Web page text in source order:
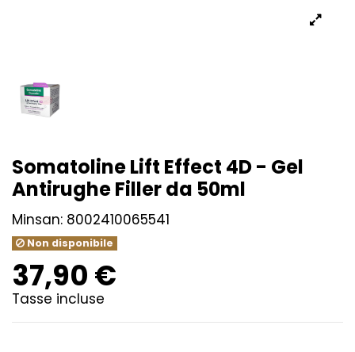
Somatoline Lift Effect 4D - Gel
Antirughe Filler da 50ml
Minsan: 8002410065541
Non disponibile
37,90 €
Tasse incluse